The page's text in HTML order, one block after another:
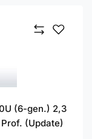
(6-gen.) 2,3
(Update)